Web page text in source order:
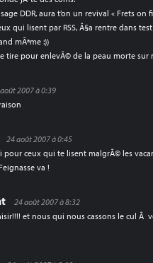
DDR, aura t’on un revival « Frets on
qui lisent par RSS, Ã§a rentre dans
mÃªme :))
tire pour enlevÃ© de la peau morte sur
2007 à 0:39
24 août 2007 à 0:45
pour ceux qui te lisent malgrÃ© les
va !
24 août 2007 à 8:32
et nous qui nous cassons le cul Ã